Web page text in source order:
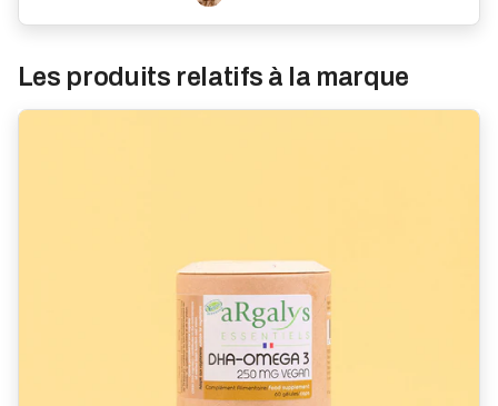
Les produits relatifs à la marque